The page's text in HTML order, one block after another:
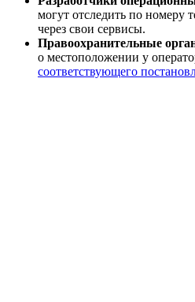
могут отследить по номеру
через свои сервисы.
Правоохранительные
о местоположении у
соответствующего